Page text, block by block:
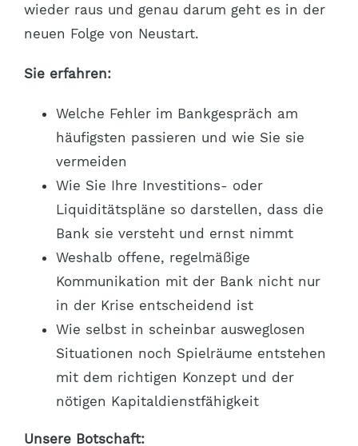
wieder raus und genau darum geht es in der
neuen Folge von Neustart.
Sie erfahren:
Welche Fehler im Bankgespräch am
häufigsten passieren und wie Sie sie
vermeiden
Wie Sie Ihre Investitions- oder
Liquiditätspläne so darstellen, dass die
Bank sie versteht und ernst nimmt
Weshalb offene, regelmäßige
Kommunikation mit der Bank nicht nur
in der Krise entscheidend ist
Wie selbst in scheinbar ausweglosen
Situationen noch Spielräume entstehen
mit dem richtigen Konzept und der
nötigen Kapitaldienstfähigkeit
Unsere Botschaft: